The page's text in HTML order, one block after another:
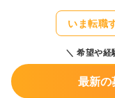
いま転職
希望や経
最新の